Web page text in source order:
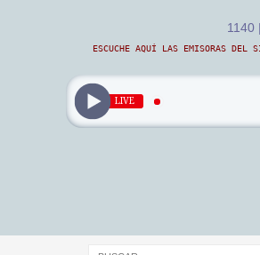
1140
ESCUCHE AQUÍ LAS EMISORAS DEL
LIVE